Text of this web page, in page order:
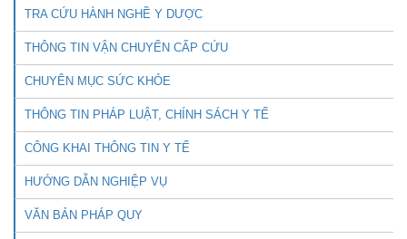
TRA CỨU HÀNH NGHỀ Y DƯỢC
THÔNG TIN VẬN CHUYỂN CẤP CỨU
CHUYÊN MỤC SỨC KHỎE
THÔNG TIN PHÁP LUẬT, CHÍNH SÁCH Y TẾ
CÔNG KHAI THÔNG TIN Y TẾ
HƯỚNG DẪN NGHIỆP VỤ
VĂN BẢN PHÁP QUY